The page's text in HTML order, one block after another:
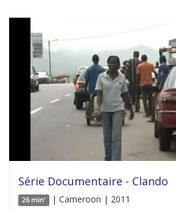
Série Documentaire - Clando
26 min' | Cameroon | 2011